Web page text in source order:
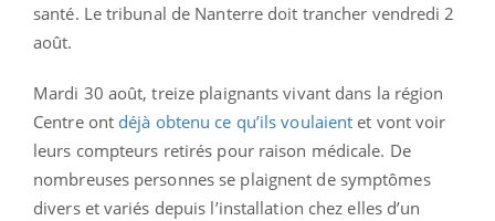
santé. Le tribunal de Nanterre doit trancher vendredi 2
août.
Mardi 30 août, treize plaignants vivant dans la région
Centre ont déjà obtenu ce qu’ils voulaient et vont voir
leurs compteurs retirés pour raison médicale. De
nombreuses personnes se plaignent de symptômes
divers et variés depuis l’installation chez elles d’un